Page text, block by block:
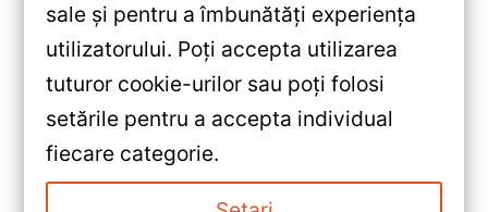
«Navigație Auto MOSS M2
Honda Accord 7 2002-2008
4+32GB 10″ IPS Octa-core
1.6GHz, Android 4G Bluetooth
5.1 DSP – Performanță și
Navigatie Auto MOSS M2
pentru Ford Mondeo 4 (2014-
sale și pentru a îmbunătăți experiența
utilizatorului. Poți accepta utilizarea
tuturor cookie-urilor sau poți folosi
setările pentru a accepta individual
fiecare categorie.